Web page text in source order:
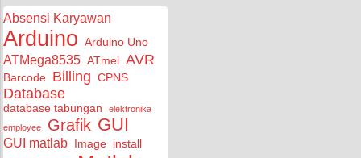
Absensi Karyawan
Arduino Arduino Uno
ATMega8535 ATmel AVR
Barcode Billing CPNS
Database
database tabungan
elektronika
employee
Grafik GUI
GUI matlab Image install